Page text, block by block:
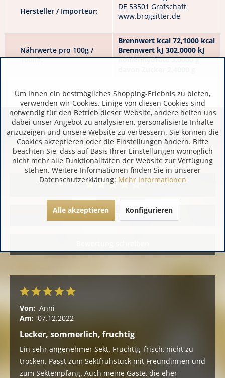
Hersteller / Importeur:
DE 53501 Grafschaft
www.brogsitter.de
Nährwerte pro 100g /
100ml:
Brennwert kcal 72,1000 kcal
Brennwert kJ 302,0000 kJ
Kohlenhydrate 3,0000 g
Kundenbewertungen (146)
Alle Bewertungen anzeigen
Von: Anni
Am: 07.12.2022
Lecker, sommerlich, fruchtig
Ein sehr angenehmer Sekt. Fruchtig, frisch, nicht zu
trocken. Passt zum Sektfrühstück mit Freundinnen und
zum Sektempfang. Auch meine Gäste, die eher
Um Ihnen ein bestmögliches Shopping-Erlebnis zu bieten,
verwenden wir Cookies. Einige von diesen Cookies sind
notwendig für den Betrieb dieser Website, andere helfen uns
dabei unser Angebot zu analysieren, personalisierte Inhalte
anzuzeigen und unsere Website zu verbessern. Sie können die
Cookies akzeptieren oder die Einstellungen ändern. Bitte
beachten Sie, dass auf Basis Ihrer Einstellungen womöglich
nicht mehr alle Funktionalitäten der Website zur Verfügung
stehen. Weitere Informationen finden Sie in unserer
Datenschutzerklärung: Mehr Informationen
Alle akzeptieren Konfigurieren